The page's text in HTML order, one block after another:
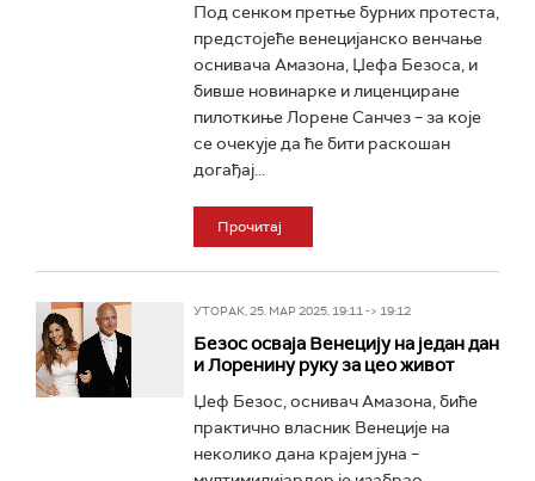
Под сенком претње бурних протеста,
предстојеће венецијанско венчање
оснивача Амазона, Џефа Безоса, и
бивше новинарке и лиценциране
пилоткиње Лорене Санчез – за које
се очекује да ће бити раскошан
догађај...
Прочитај
УТОРАК, 25. МАР 2025, 19:11 -> 19:12
Безос осваја Венецију на један дан
и Лоренину руку за цео живот
Џеф Безос, оснивач Амазона, биће
практично власник Венеције на
неколико дана крајем јуна –